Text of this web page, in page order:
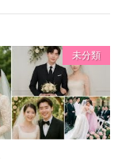
未分類